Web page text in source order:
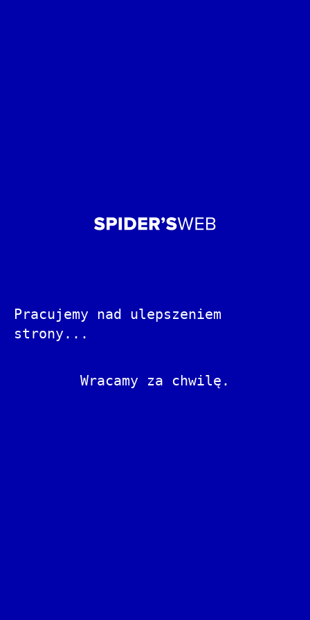
Pracujemy nad ulepszeniem
strony...
Wracamy za chwilę.